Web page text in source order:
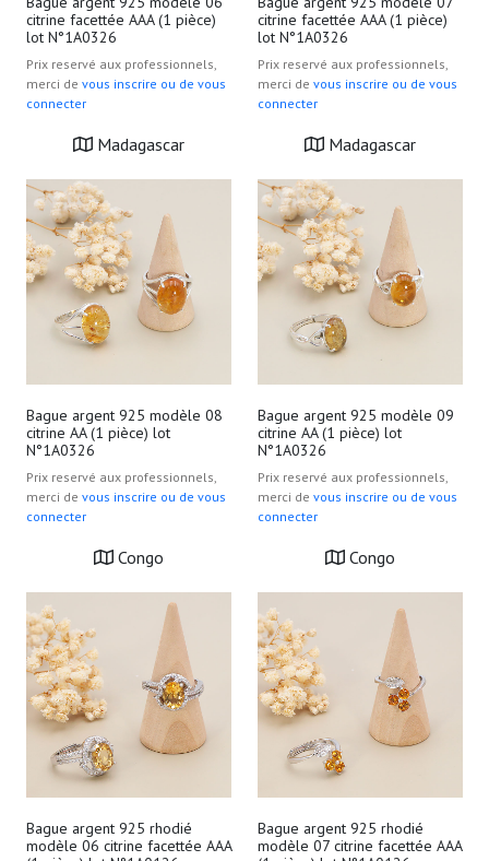
citrine facettée AAA (1 pièce)
lot N°1A0326
Prix reservé aux professionnels,
merci de vous inscrire ou de vous
connecter
Madagascar
citrine facettée AAA (1 pièce)
lot N°1A0326
Prix reservé aux professionnels,
merci de vous inscrire ou de vous
connecter
Madagascar
Bague argent 925 modèle 08
citrine AA (1 pièce) lot
N°1A0326
Prix reservé aux professionnels,
merci de vous inscrire ou de vous
connecter
Congo
Bague argent 925 modèle 09
citrine AA (1 pièce) lot
N°1A0326
Prix reservé aux professionnels,
merci de vous inscrire ou de vous
connecter
Congo
Bague argent 925 rhodié
modèle 06 citrine facettée AAA
Bague argent 925 rhodié
modèle 07 citrine facettée AAA